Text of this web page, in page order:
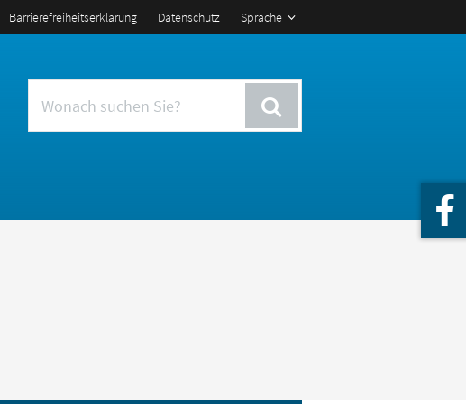
Sprache
Barrierefreiheitserklärung Datenschutz